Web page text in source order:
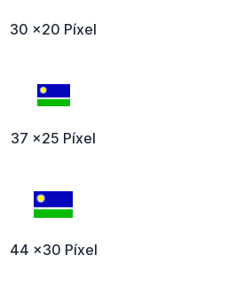
30 x20 Píxel
37 x25 Píxel
44 x30 Píxel